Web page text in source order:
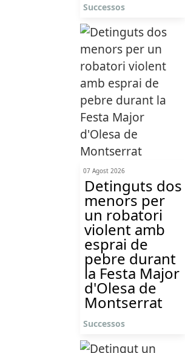
Successos
07 Agost 2026
Detinguts dos
menors per
un robatori
violent amb
esprai de
pebre durant
la Festa Major
d'Olesa de
Montserrat
Successos